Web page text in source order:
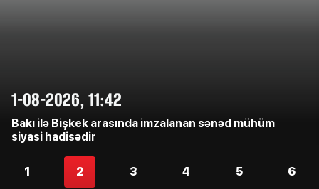
1-08-2026, 11:42
Bakı ilə Bişkek arasında imzalanan sənəd mühüm
siyasi hadisədir
1 2 3 4 5 6